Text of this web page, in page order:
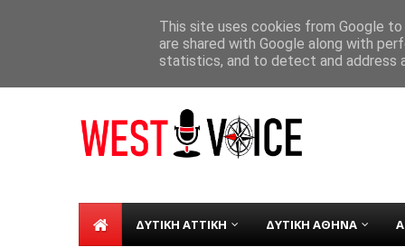
Σε λειτουργία από τη Δευτέρα 8
ΔΥΤΙΚΗ ΑΤΤΙΚΗ ΔΥΤΙΚΗ ΑΘΗΝΑ
This site uses cookies from Google
are shared with Google along with
statistics, and to detect and address